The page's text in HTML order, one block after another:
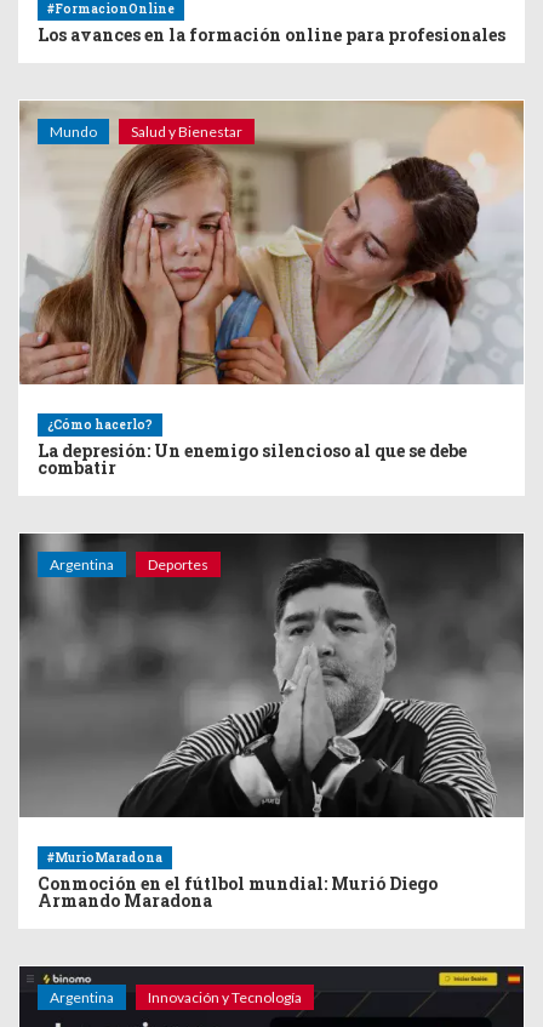
#FormacionOnline
Los avances en la formación online para profesionales
Mundo Salud y Bienestar
¿Cómo hacerlo?
La depresión: Un enemigo silencioso al que se debe
combatir
Argentina Deportes
#MurioMaradona
Conmoción en el fútlbol mundial: Murió Diego
Armando Maradona
Argentina Innovación y Tecnología